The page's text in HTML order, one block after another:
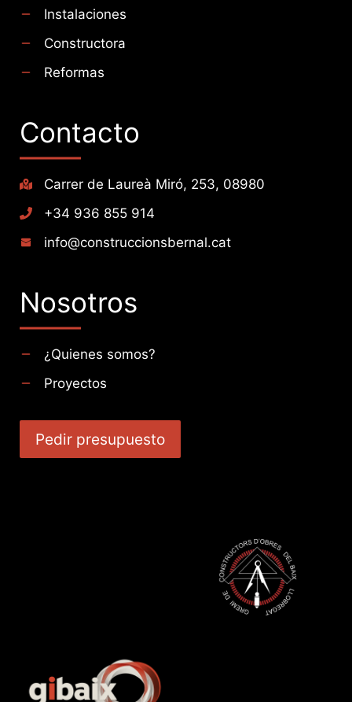
Instalaciones
Constructora
Reformas
Contacto
Carrer de Laureà Miró, 253, 08980
+34 936 855 914
info@construccionsbernal.cat
Nosotros
¿Quienes somos?
Proyectos
Pedir presupuesto